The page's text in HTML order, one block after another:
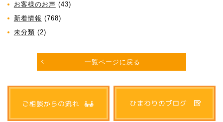
お客様のお声 (43)
新着情報 (768)
未分類 (2)
一覧ページに戻る